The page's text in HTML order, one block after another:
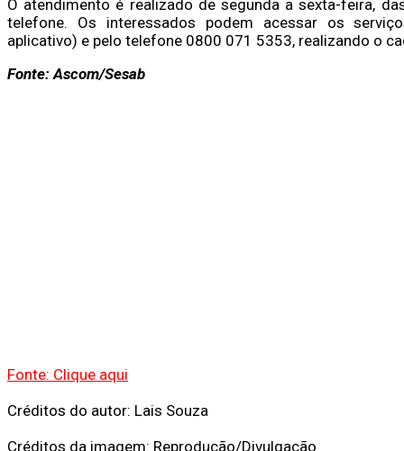
O atendimento é realizado de segunda a sexta-feira,
telefone. Os interessados podem acessar os
aplicativo) e pelo telefone 0800 071 5353, realizando o
Fonte: Ascom/Sesab
Fonte: Clique aqui
Créditos do autor: Lais Souza
Créditos da imagem: Reprodução/Divulgação